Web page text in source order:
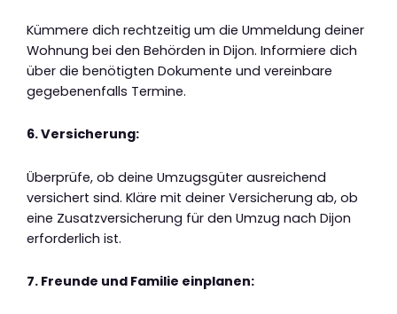
Kümmere dich rechtzeitig um die Ummeldung deiner
Wohnung bei den Behörden in Dijon. Informiere dich
über die benötigten Dokumente und vereinbare
gegebenenfalls Termine.
6. Versicherung:
Überprüfe, ob deine Umzugsgüter ausreichend
versichert sind. Kläre mit deiner Versicherung ab, ob
eine Zusatzversicherung für den Umzug nach Dijon
erforderlich ist.
7. Freunde und Familie einplanen: